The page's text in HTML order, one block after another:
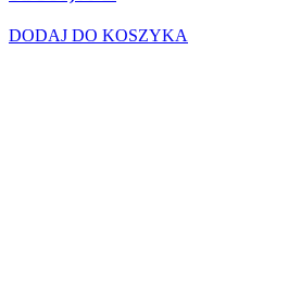
DODAJ DO KOSZYKA